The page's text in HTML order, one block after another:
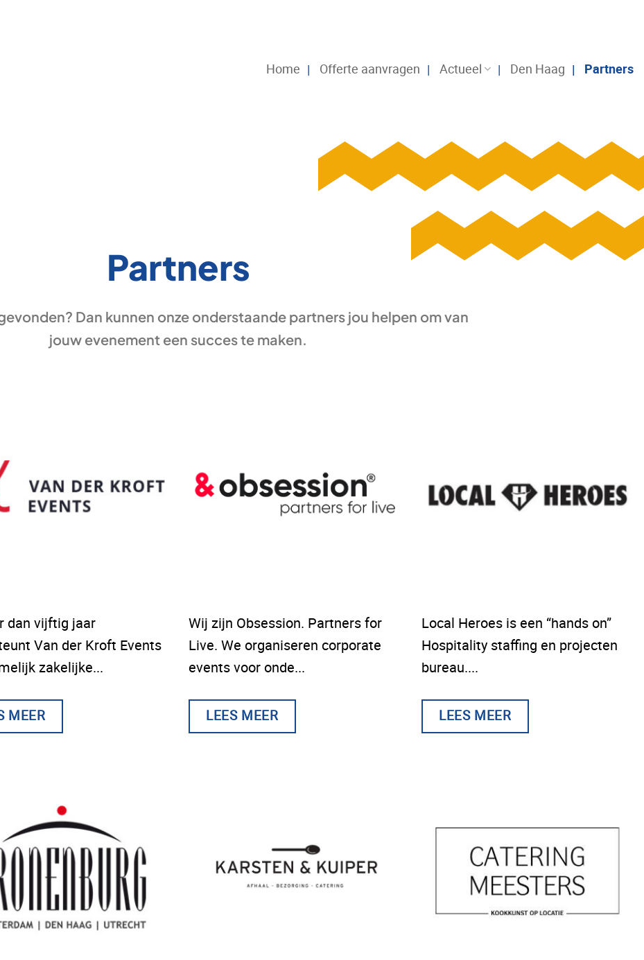
Home Offerte aanvragen Actueel Den Haag Partners
Partners
Dan kunnen onze onderstaande partners jou helpen om van
jouw evenement een succes te maken.
dan vijftig jaar
Van der Kroft Events
zakelijke...
MEER
Wij zijn Obsession. Partners for
Live. We organiseren corporate
events voor onde...
LEES MEER
Local Heroes is een “hands on”
Hospitality staffing en projecten
bureau....
LEES MEER